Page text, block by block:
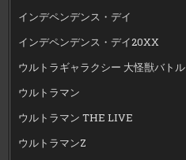
インデペンデンス・デイ
インデペンデンス・デイ20XX
ウルトラギャラクシー 大怪獣バトル
ウルトラマン
ウルトラマン THE LIVE
ウルトラマンZ